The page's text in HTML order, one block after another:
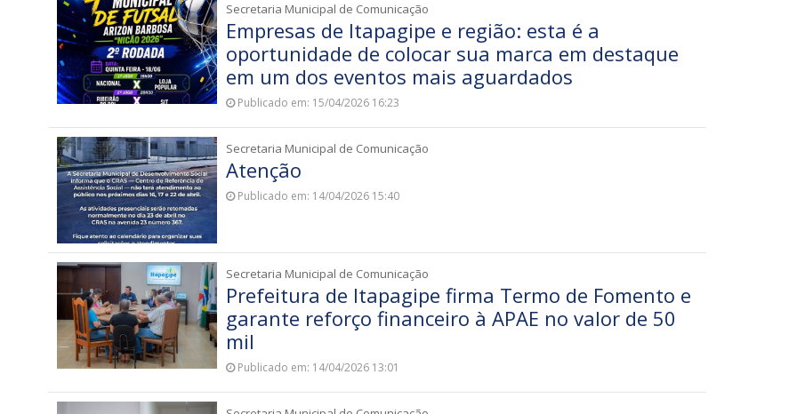
Secretaria Municipal de Comunicação
Empresas de Itapagipe e região: esta é a
oportunidade de colocar sua marca em destaque
em um dos eventos mais aguardados
Publicado em: 15/04/2026 16:23
Secretaria Municipal de Comunicação
Atenção
Publicado em: 14/04/2026 15:40
Secretaria Municipal de Comunicação
Prefeitura de Itapagipe firma Termo de Fomento e
garante reforço financeiro à APAE no valor de 50
mil
Publicado em: 14/04/2026 13:01